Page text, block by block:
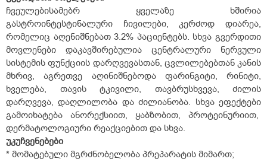
ჩვეულებისამებრ ყველაზე ხშირია
გასტროინტესტინალური ჩივილები, კერძოდ დიარეა,
რომელიც აღენიშნებათ 3.2% პაციენტებს. სხვა გვერდითი
მოვლენები დაკავშირებულია ცენტრალური ნერვული
სისტემის ფუნქციის დარღვევასთან, ცვლილებებთან კანის
მხრივ, აგრეთვე აღინიშნებოდა ფარინგიტი, რინიტი,
ხველება, თავის ტკივილი, თავბრუსხვევა, ძილის
დარღვევა, დაღლილობა და ძილიანობა. სხვა ეფექტები
გამოიხატება ანორექსიით, ყაბზობით, პროტეინურიით,
დერმატოლოგიური რეაქციებით და სხვა.
უკუჩვენებები
* მომატებული მგრძნობელობა პრეპარატის მიმართ;